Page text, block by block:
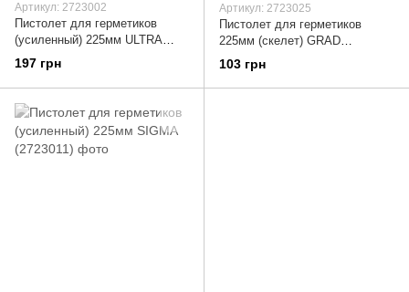
Артикул: 2723002
Пистолет для герметиков
(усиленный) 225мм ULTRA
(2723002)
197 грн
Артикул: 2723025
Пистолет для герметиков
225мм (скелет) GRAD
(2723025)
103 грн